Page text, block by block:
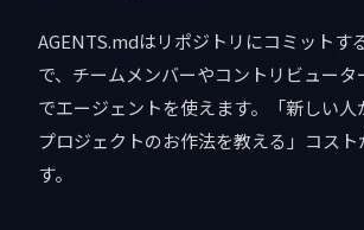
AGENTS.mdはリポジトリにコミットす
で、チームメンバーやコントリビュータ
でエージェントを使えます。「新しい人
プロジェクトのお作法を教える」コス
す。